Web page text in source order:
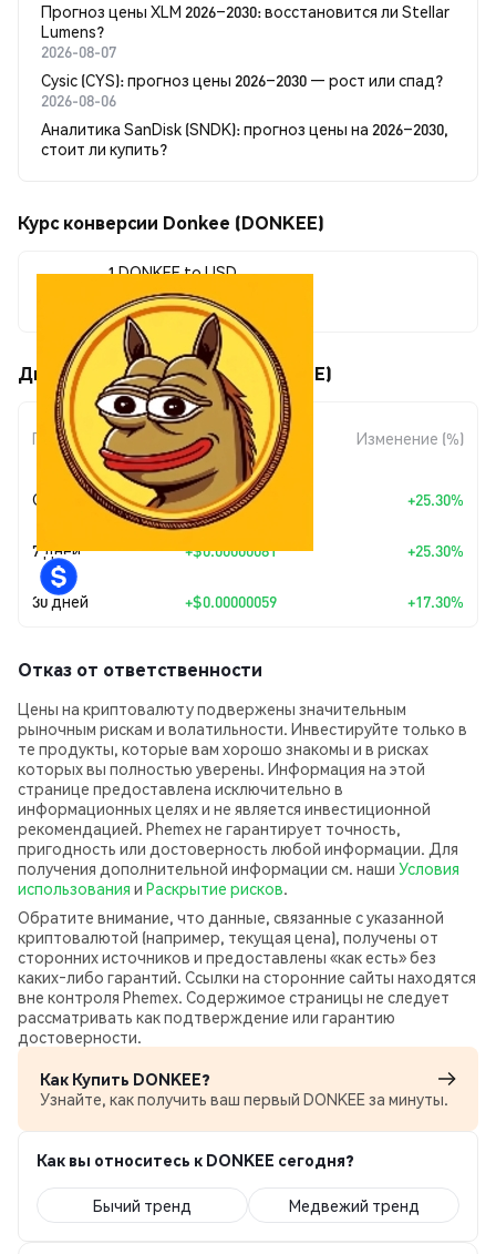
Прогноз цены XLM 2026–2030: восстановится ли Stellar
Lumens?
2026-08-07
Cysic (CYS): прогноз цены 2026–2030 — рост или спад?
2026-08-06
Аналитика SanDisk (SNDK): прогноз цены на 2026–2030,
стоит ли купить?
Курс конверсии Donkee (DONKEE)
1 DONKEE to USD
$0.000004
Движения цены Donkee (DONKEE)
Период
Изменение
суммы
Изменение (%)
Сегодня +$0.00000081 +25.30%
7 дней +$0.00000081 +25.30%
30 дней +$0.00000059 +17.30%
Отказ от ответственности
Цены на криптовалюту подвержены значительным
рыночным рискам и волатильности. Инвестируйте только в
те продукты, которые вам хорошо знакомы и в рисках
которых вы полностью уверены. Информация на этой
странице предоставлена исключительно в
информационных целях и не является инвестиционной
рекомендацией. Phemex не гарантирует точность,
пригодность или достоверность любой информации. Для
получения дополнительной информации см. наши Условия
использования и Раскрытие рисков.
Обратите внимание, что данные, связанные с указанной
криптовалютой (например, текущая цена), получены от
сторонних источников и предоставлены «как есть» без
каких‑либо гарантий. Ссылки на сторонние сайты находятся
вне контроля Phemex. Содержимое страницы не следует
рассматривать как подтверждение или гарантию
достоверности.
Как Купить DONKEE?
Узнайте, как получить ваш первый DONKEE за минуты.
Как вы относитесь к DONKEE сегодня?
Бычий тренд Медвежий тренд